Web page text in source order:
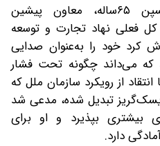
در سوی دیگر، ربکا گرینسپن ۶۵‌ساله، معاون پیشین
کل فعلی نهاد تجارت و توسعه
از سال ۲۰۲۱، تلاش کرد خود را به‌عنوان صدایی
که می‌داند چگونه تحت فشار
از رویکرد سازمان ملل که
تبدیل شده، مدعی شد
بیشتری بپذیرد و او برای
دارد.